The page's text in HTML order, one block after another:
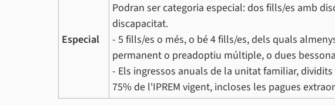
Especial
Podran ser categoria especial: dos fills/es amb
discapacitat.
- 5 fills/es o més, o bé 4 fills/es, dels quals
permanent o preadoptiu múltiple, o dues
- Els ingressos anuals de la unitat familiar,
75% de l'IPREM vigent, incloses les pagues